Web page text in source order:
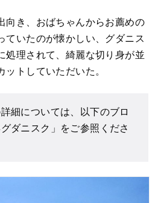
向き、おばちゃんからお薦めの
ていたのが懐かしい、グダニス
処理されて、綺麗な切り身が並
トしていただいた。
細については、以下のブロ
ダニスク」をご参照くださ